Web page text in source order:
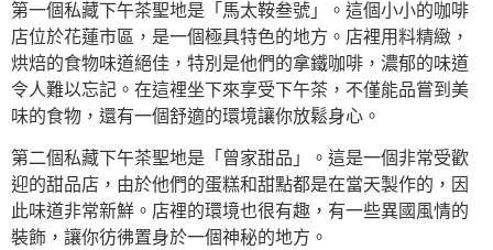
第一個私藏下午茶聖地是「馬太鞍叁號」。這個小小的咖啡
店位於花蓮市區，是一個極具特色的地方。店裡用料精緻，
烘焙的食物味道絕佳，特別是他們的拿鐵咖啡，濃郁的味道
令人難以忘記。在這裡坐下來享受下午茶，不僅能品嘗到美
味的食物，還有一個舒適的環境讓你放鬆身心。
第二個私藏下午茶聖地是「曾家甜品」。這是一個非常受歡
迎的甜品店，由於他們的蛋糕和甜點都是在當天製作的，因
此味道非常新鮮。店裡的環境也很有趣，有一些異國風情的
裝飾，讓你彷彿置身於一個神秘的地方。